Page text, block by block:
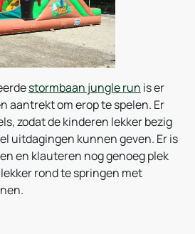
stormbaan jungle run is er
aantrekt om erop te spelen. Er
zodat de kinderen lekker bezig
uitdagingen kunnen geven. Er is
en klauteren nog genoeg plek
rond te springen met